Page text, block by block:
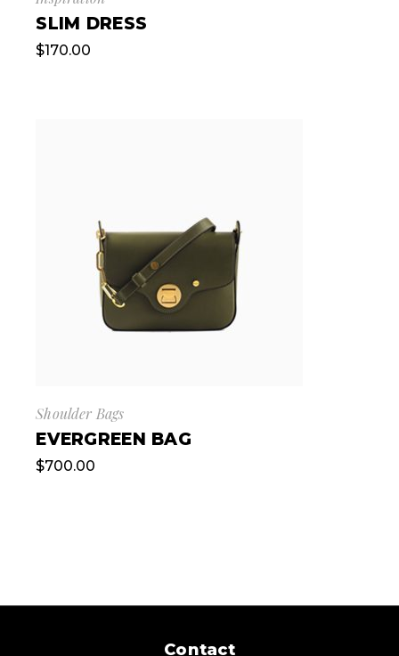
SLIM DRESS
$170.00
Shoulder Bags
EVERGREEN BAG
$700.00
Contact